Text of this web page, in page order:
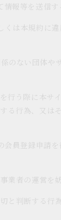
報等を送信す
くは本規約に
のない団体や
行う際に本サ
る行為、又は
会員登録申請
業者の運営を
と判断する行為